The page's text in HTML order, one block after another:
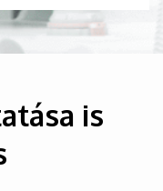
is